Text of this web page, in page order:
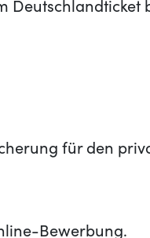
Deutschlandticket
für den
Bewerbung.